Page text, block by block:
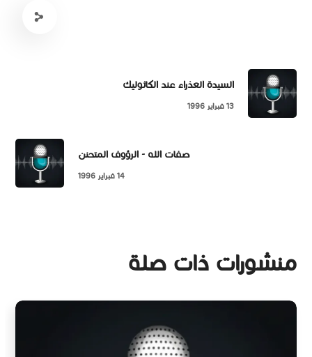
السيدة العذراء عند الكاثوليك
13 فبراير 1996
صفات الله - الرؤوف المتحنن
14 فبراير 1996
منشورات ذات صلة